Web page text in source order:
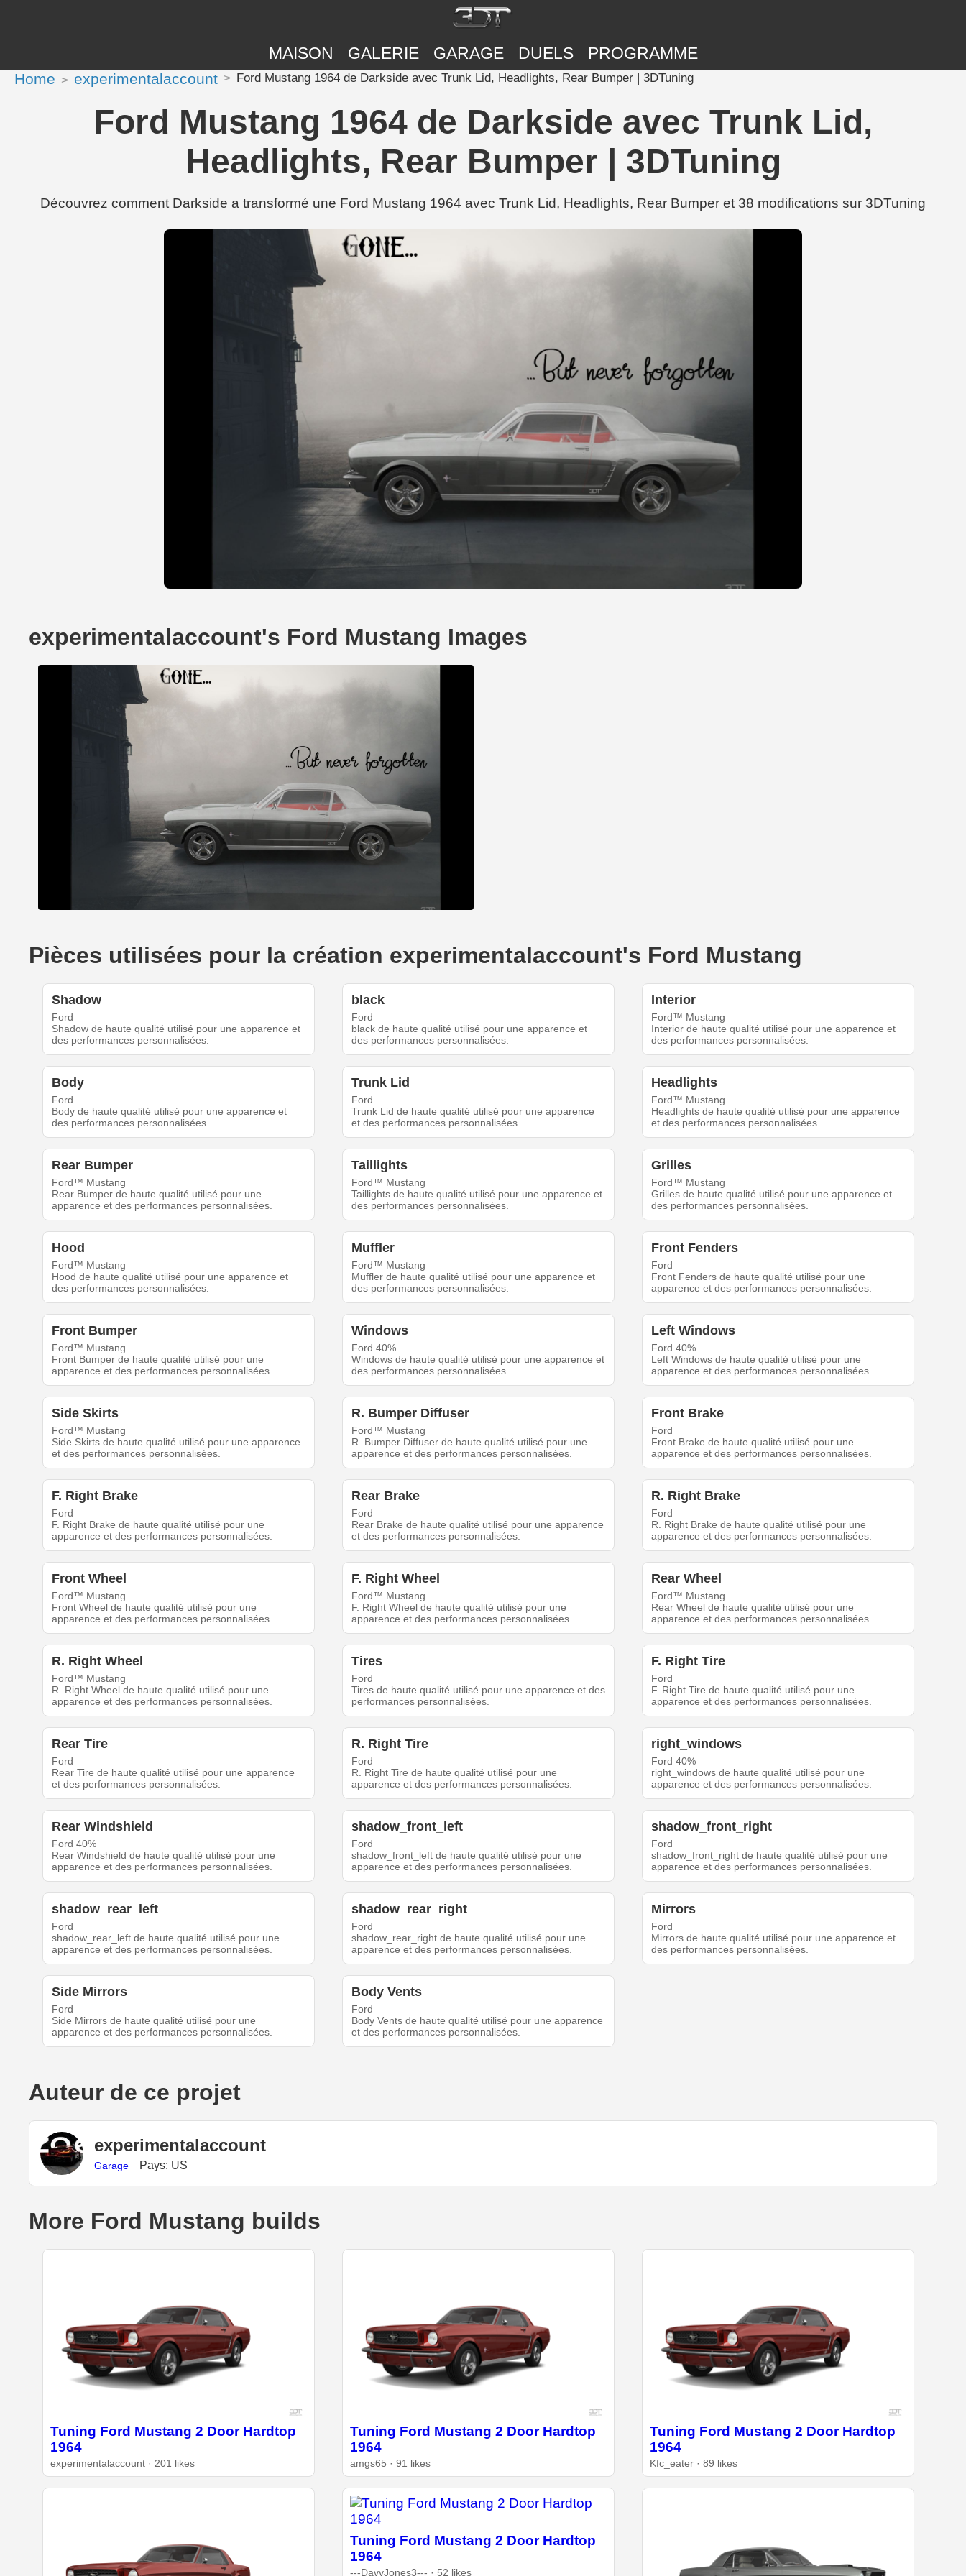
MAISON GALERIE GARAGE DUELS PROGRAMME
Home experimentalaccount Ford Mustang 1964 de Darkside avec Trunk Lid, Headlights, Rear Bumper | 3DTuning
Ford Mustang 1964 de Darkside avec Trunk Lid,
Headlights, Rear Bumper | 3DTuning
Découvrez comment Darkside a transformé une Ford Mustang 1964 avec Trunk Lid, Headlights, Rear Bumper et 38 modifications sur 3DTuning
experimentalaccount's Ford Mustang Images
Pièces utilisées pour la création experimentalaccount's Ford Mustang
Shadow
Ford
Shadow de haute qualité utilisé pour une apparence et
des performances personnalisées.
black
Ford
black de haute qualité utilisé pour une apparence et
des performances personnalisées.
Interior
Ford™ Mustang
Interior de haute qualité utilisé pour une apparence et
des performances personnalisées.
Body
Ford
Body de haute qualité utilisé pour une apparence et
des performances personnalisées.
Trunk Lid
Ford
Trunk Lid de haute qualité utilisé pour une apparence
et des performances personnalisées.
Headlights
Ford™ Mustang
Headlights de haute qualité utilisé pour une apparence
et des performances personnalisées.
Rear Bumper
Ford™ Mustang
Rear Bumper de haute qualité utilisé pour une
apparence et des performances personnalisées.
Taillights
Ford™ Mustang
Taillights de haute qualité utilisé pour une apparence et
des performances personnalisées.
Grilles
Ford™ Mustang
Grilles de haute qualité utilisé pour une apparence et
des performances personnalisées.
Hood
Ford™ Mustang
Hood de haute qualité utilisé pour une apparence et
des performances personnalisées.
Muffler
Ford™ Mustang
Muffler de haute qualité utilisé pour une apparence et
des performances personnalisées.
Front Fenders
Ford
Front Fenders de haute qualité utilisé pour une
apparence et des performances personnalisées.
Front Bumper
Ford™ Mustang
Front Bumper de haute qualité utilisé pour une
apparence et des performances personnalisées.
Windows
Ford 40%
Windows de haute qualité utilisé pour une apparence et
des performances personnalisées.
Left Windows
Ford 40%
Left Windows de haute qualité utilisé pour une
apparence et des performances personnalisées.
Side Skirts
Ford™ Mustang
Side Skirts de haute qualité utilisé pour une apparence
et des performances personnalisées.
R. Bumper Diffuser
Ford™ Mustang
R. Bumper Diffuser de haute qualité utilisé pour une
apparence et des performances personnalisées.
Front Brake
Ford
Front Brake de haute qualité utilisé pour une
apparence et des performances personnalisées.
F. Right Brake
Ford
F. Right Brake de haute qualité utilisé pour une
apparence et des performances personnalisées.
Rear Brake
Ford
Rear Brake de haute qualité utilisé pour une apparence
et des performances personnalisées.
R. Right Brake
Ford
R. Right Brake de haute qualité utilisé pour une
apparence et des performances personnalisées.
Front Wheel
Ford™ Mustang
Front Wheel de haute qualité utilisé pour une
apparence et des performances personnalisées.
F. Right Wheel
Ford™ Mustang
F. Right Wheel de haute qualité utilisé pour une
apparence et des performances personnalisées.
Rear Wheel
Ford™ Mustang
Rear Wheel de haute qualité utilisé pour une
apparence et des performances personnalisées.
R. Right Wheel
Ford™ Mustang
R. Right Wheel de haute qualité utilisé pour une
apparence et des performances personnalisées.
Tires
Ford
Tires de haute qualité utilisé pour une apparence et des
performances personnalisées.
F. Right Tire
Ford
F. Right Tire de haute qualité utilisé pour une
apparence et des performances personnalisées.
Rear Tire
Ford
Rear Tire de haute qualité utilisé pour une apparence
et des performances personnalisées.
R. Right Tire
Ford
R. Right Tire de haute qualité utilisé pour une
apparence et des performances personnalisées.
right_windows
Ford 40%
right_windows de haute qualité utilisé pour une
apparence et des performances personnalisées.
Rear Windshield
Ford 40%
Rear Windshield de haute qualité utilisé pour une
apparence et des performances personnalisées.
shadow_front_left
Ford
shadow_front_left de haute qualité utilisé pour une
apparence et des performances personnalisées.
shadow_front_right
Ford
shadow_front_right de haute qualité utilisé pour une
apparence et des performances personnalisées.
shadow_rear_left
Ford
shadow_rear_left de haute qualité utilisé pour une
apparence et des performances personnalisées.
shadow_rear_right
Ford
shadow_rear_right de haute qualité utilisé pour une
apparence et des performances personnalisées.
Mirrors
Ford
Mirrors de haute qualité utilisé pour une apparence et
des performances personnalisées.
Side Mirrors
Ford
Side Mirrors de haute qualité utilisé pour une
apparence et des performances personnalisées.
Body Vents
Ford
Body Vents de haute qualité utilisé pour une apparence
et des performances personnalisées.
Auteur de ce projet
experimentalaccount
Garage Pays: US
More Ford Mustang builds
Tuning Ford Mustang 2 Door Hardtop
1964
experimentalaccount · 201 likes
Tuning Ford Mustang 2 Door Hardtop
1964
amgs65 · 91 likes
Tuning Ford Mustang 2 Door Hardtop
1964
Kfc_eater · 89 likes
Tuning Ford Mustang 2 Door Hardtop
1964
---DavyJones3--- · 52 likes